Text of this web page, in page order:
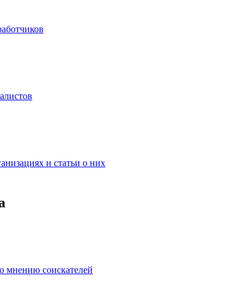
и статьи о них
мнению соискателей